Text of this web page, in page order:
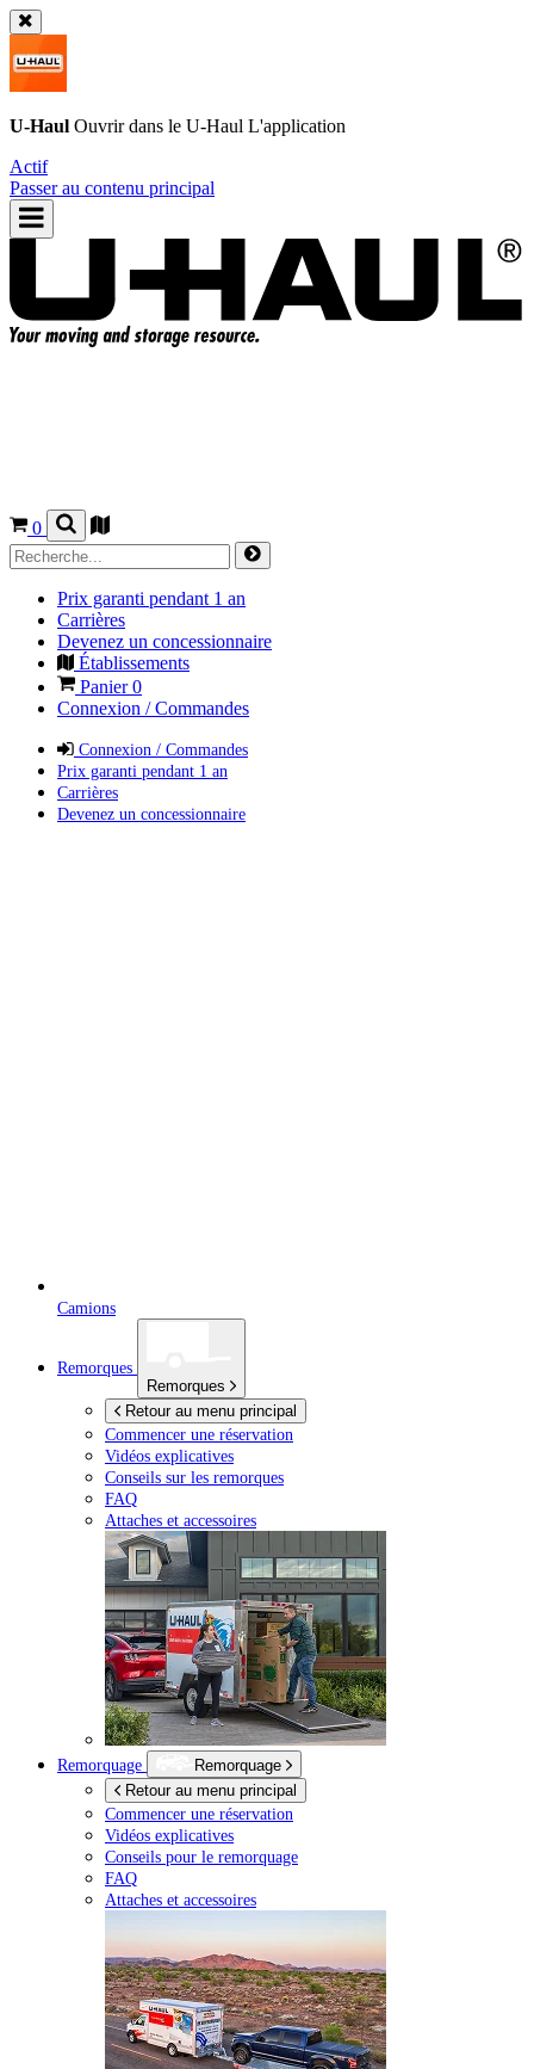
U-Haul Ouvrir dans le U-Haul L'application
Actif
Passer au contenu principal
0
Prix garanti pendant 1 an
Carrières
Devenez un concessionnaire
Établissements
Panier0
Connexion / Commandes
Connexion / Commandes
Prix garanti pendant 1 an
Carrières
Devenez un concessionnaire
Camions
Remorques
Remorques
Retour au menu principal
Commencer une réservation
Vidéos explicatives
Conseils sur les remorques
FAQ
Attaches et accessoires
Remorquage
Remorquage
Retour au menu principal
Commencer une réservation
Vidéos explicatives
Conseils pour le remorquage
FAQ
Attaches et accessoires